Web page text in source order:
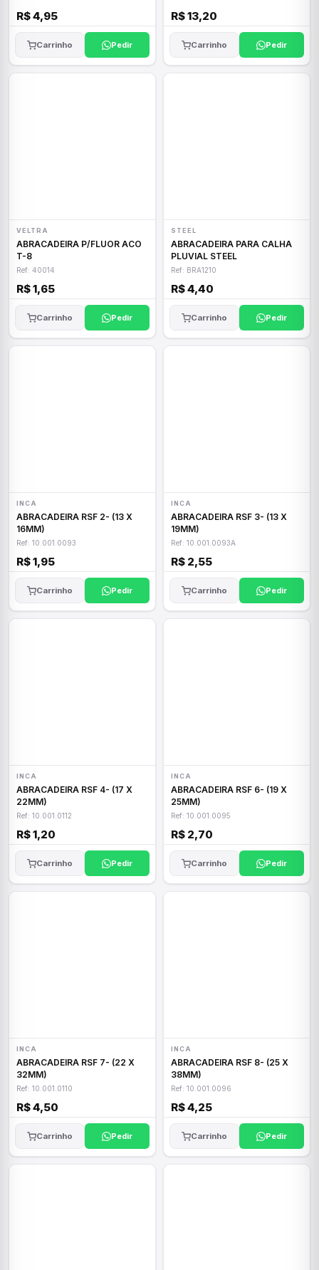
R$ 4,95
Carrinho Pedir
R$ 13,20
Carrinho Pedir
VELTRA
ABRACADEIRA P/FLUOR ACO
T-8
Ref: 40014
R$ 1,65
Carrinho Pedir
STEEL
ABRACADEIRA PARA CALHA
PLUVIAL STEEL
Ref: BRA1210
R$ 4,40
Carrinho Pedir
INCA
ABRACADEIRA RSF 2- (13 X
16MM)
Ref: 10.001.0093
R$ 1,95
Carrinho Pedir
INCA
ABRACADEIRA RSF 3- (13 X
19MM)
Ref: 10.001.0093A
R$ 2,55
Carrinho Pedir
INCA
ABRACADEIRA RSF 4- (17 X
22MM)
Ref: 10.001.0112
R$ 1,20
Carrinho Pedir
INCA
ABRACADEIRA RSF 6- (19 X
25MM)
Ref: 10.001.0095
R$ 2,70
Carrinho Pedir
INCA
ABRACADEIRA RSF 7- (22 X
32MM)
Ref: 10.001.0110
R$ 4,50
Carrinho Pedir
INCA
ABRACADEIRA RSF 8- (25 X
38MM)
Ref: 10.001.0096
R$ 4,25
Carrinho Pedir